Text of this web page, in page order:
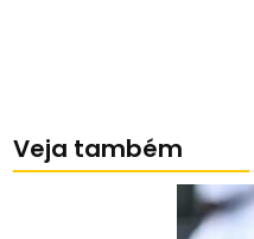
Veja também